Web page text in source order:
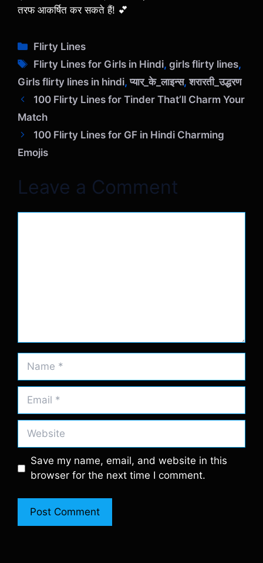
तरफ आकर्षित कर सकते हैं! 💕
C
a
e
g
o
r
e
Flirty Lines
T
a
g
s
Flirty Lines for Girls in Hindi,girls flirty lines,
Girls flirty lines in hindi,प्यार_के_लाइन्स,शरारती_उद्धरण
100 Flirty Lines for Tinder That’ll Charm Your
Match
100 Flirty Lines for GF in Hindi Charming
Emojis
Leave a Comment
Name
Email
Website
Save my name, email, and website in this
browser for the next time I comment.